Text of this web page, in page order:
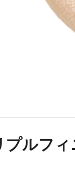
プルフ